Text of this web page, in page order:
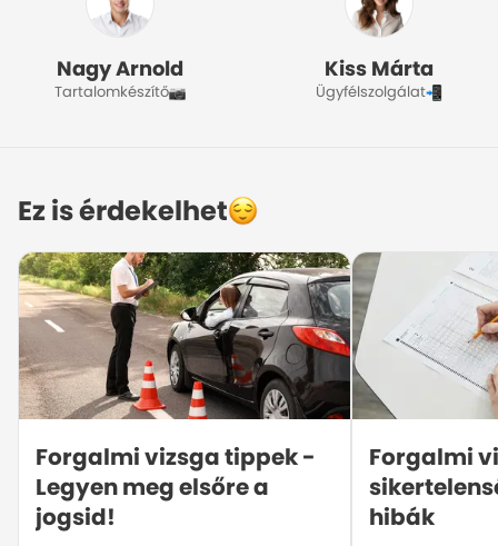
Nagy Arnold
Tartalomkészítő
Kiss Márta
Ügyfélszolgálat
Ez is érdekelhet
Forgalmi vizsga tippek -
Legyen meg elsőre a
jogsid!
Forgalmi
hibák